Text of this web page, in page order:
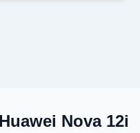
Nova 12i